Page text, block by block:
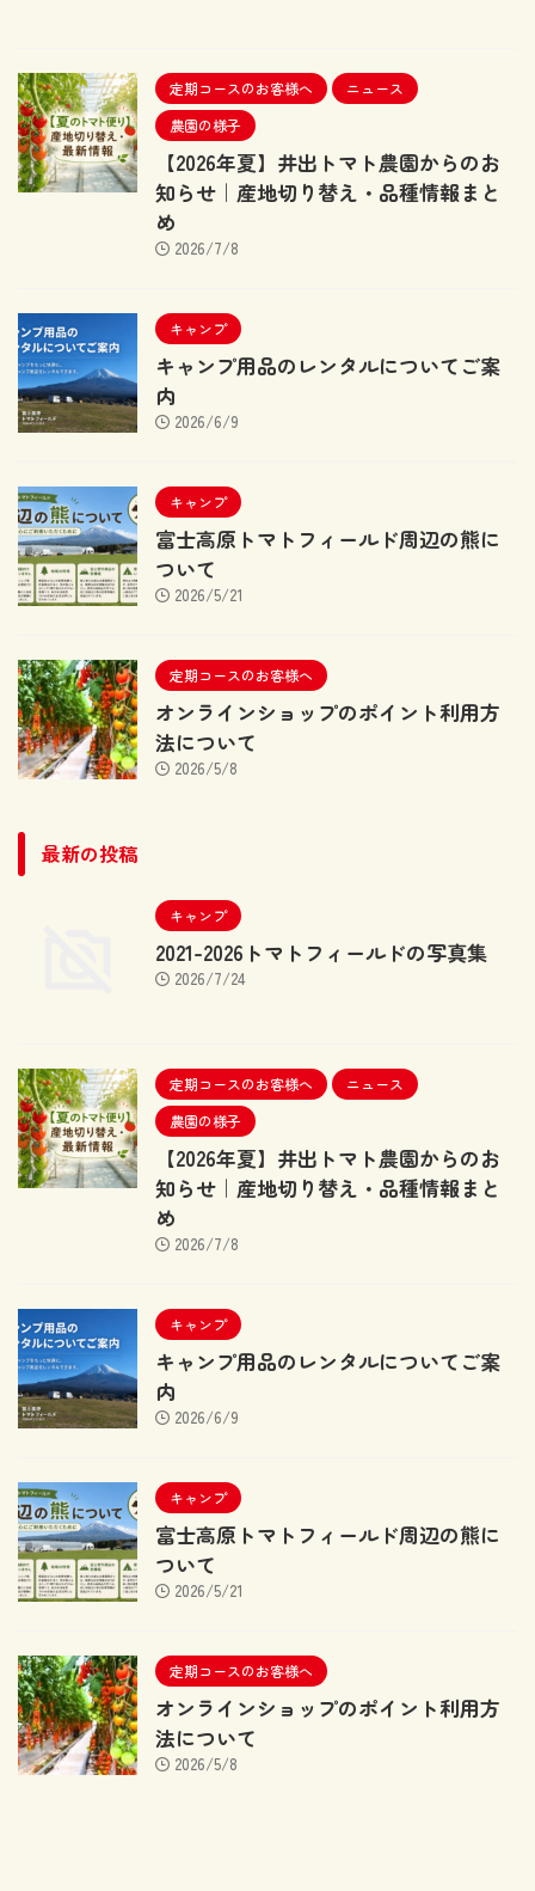
定期コースのお客様へ
ニュース
農園の様子
【2026年夏】井出トマト農園からのお
知らせ｜産地切り替え・品種情報まと
め
2026/7/8
キャンプ
キャンプ用品のレンタルについてご案
内
2026/6/9
キャンプ
富士高原トマトフィールド周辺の熊に
ついて
2026/5/21
定期コースのお客様へ
オンラインショップのポイント利用方
法について
2026/5/8
最新の投稿
キャンプ
2021-2026トマトフィールドの写真集
2026/7/24
定期コースのお客様へ
ニュース
農園の様子
【2026年夏】井出トマト農園からのお
知らせ｜産地切り替え・品種情報まと
め
2026/7/8
キャンプ
キャンプ用品のレンタルについてご案
内
2026/6/9
キャンプ
富士高原トマトフィールド周辺の熊に
ついて
2026/5/21
定期コースのお客様へ
オンラインショップのポイント利用方
法について
2026/5/8